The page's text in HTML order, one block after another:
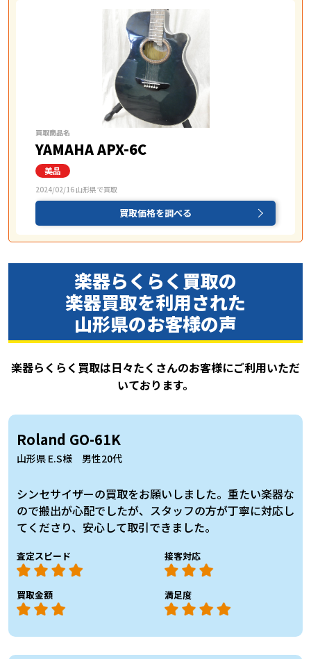
買取商品名
YAMAHA APX-6C
2024/02/16 山形県で買取
買取価格を調べる
楽器らくらく買取の
楽器買取を利用された
山形県のお客様の声
楽器らくらく買取は日々たくさんのお客様にご利用いただ
いております。
Roland GO-61K
山形県 E.S様 男性20代
シンセサイザーの買取をお願いしました。重たい楽器な
ので搬出が心配でしたが、スタッフの方が丁寧に対応し
てくださり、安心して取引できました。
査定スピード 接客対応
買取金額 満足度